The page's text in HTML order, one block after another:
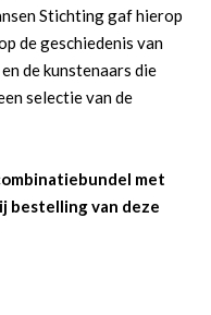
Stichting gaf hierop
de geschiedenis van
de kunstenaars die
selectie van de
met
bestelling van deze